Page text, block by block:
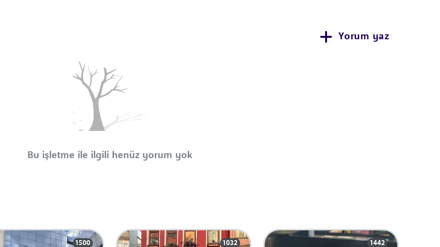
Yorum yaz
Bu işletme ile ilgili henüz yorum yok
1500 1032 1442